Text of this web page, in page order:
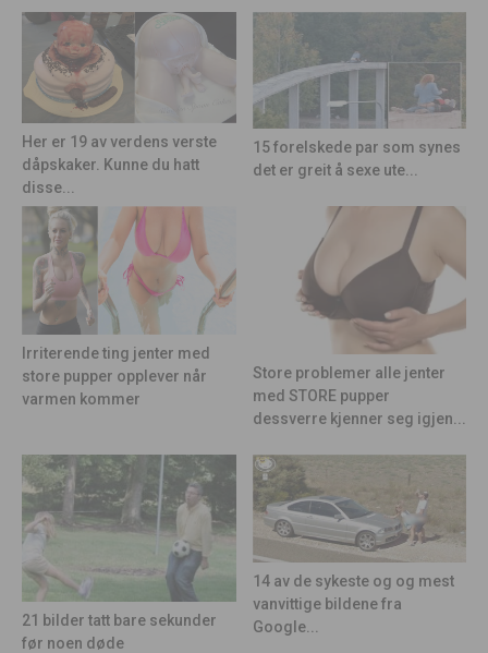
Her er 19 av verdens verste
dåpskaker. Kunne du hatt
disse...
15 forelskede par som synes
det er greit å sexe ute...
Irriterende ting jenter med
store pupper opplever når
varmen kommer
Store problemer alle jenter
med STORE pupper
dessverre kjenner seg igjen...
21 bilder tatt bare sekunder
før noen døde
14 av de sykeste og og mest
vanvittige bildene fra
Google...